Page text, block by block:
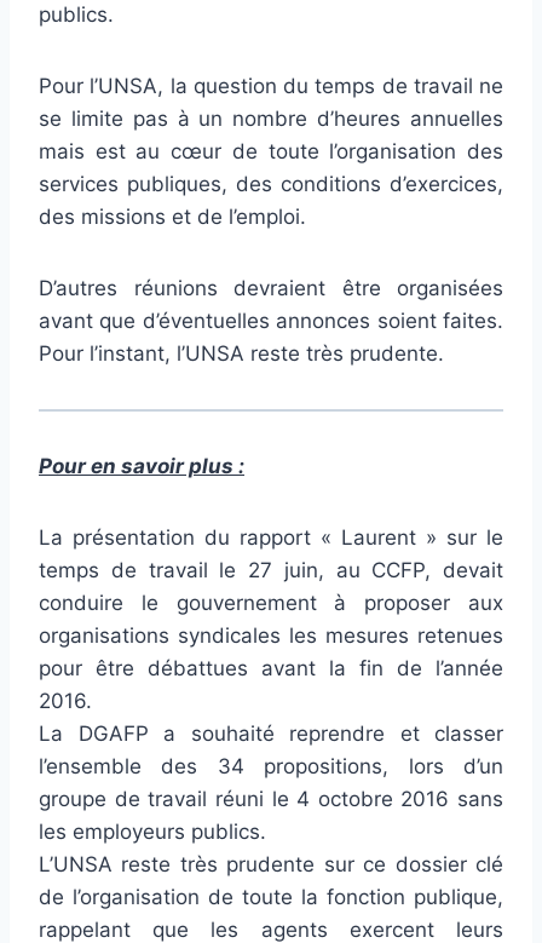
publics.
Pour l’UNSA, la question du temps de travail ne
se limite pas à un nombre d’heures annuelles
mais est au cœur de toute l’organisation des
services publiques, des conditions d’exercices,
des missions et de l’emploi.
D’autres réunions devraient être organisées
avant que d’éventuelles annonces soient faites.
Pour l’instant, l’UNSA reste très prudente.
Pour en savoir plus :
La présentation du rapport « Laurent » sur le
temps de travail le 27 juin, au CCFP, devait
conduire le gouvernement à proposer aux
organisations syndicales les mesures retenues
pour être débattues avant la fin de l’année
2016.
La DGAFP a souhaité reprendre et classer
l’ensemble des 34 propositions, lors d’un
groupe de travail réuni le 4 octobre 2016 sans
les employeurs publics.
L’UNSA reste très prudente sur ce dossier clé
de l’organisation de toute la fonction publique,
rappelant que les agents exercent leurs